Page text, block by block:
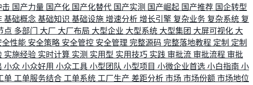
击 国产力量 国产化 国产化替代 国产实测 国产崛起 国产推荐 国企转型
基础概念 基础知识 基础设施 增速分析 增长引擎 复杂业务 复杂系统 复
点 多部门 大厂 大厂布局 大型企业 大型系统 大型集团 大屏可视化 大
全性能 安全策略 安全管控 安全管理 完整源码 完整落地教程 定制 定制
实施经验 实时计算 实测 实用型 实用技巧 实践 审批流 审批流程 审批
小众 小众好用 小众工具 小型团队 小型项目 小微企业首选 小白指南 小
单 工单服务结合 工单系统 工厂生产 差距分析 市场 市场份额 市场地位